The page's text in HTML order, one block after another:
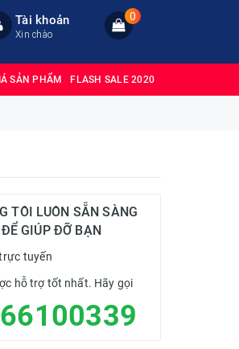
Tài khoản
Xin chào
0
SẢN PHẨM FLASH SALE 2020
TÔI LUÔN SẴN SÀNG
ĐỂ GIÚP ĐỠ BẠN
hỗ trợ tốt nhất. Hãy gọi